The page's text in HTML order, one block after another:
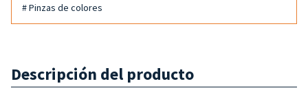
# Pinzas de colores
Descripción del producto